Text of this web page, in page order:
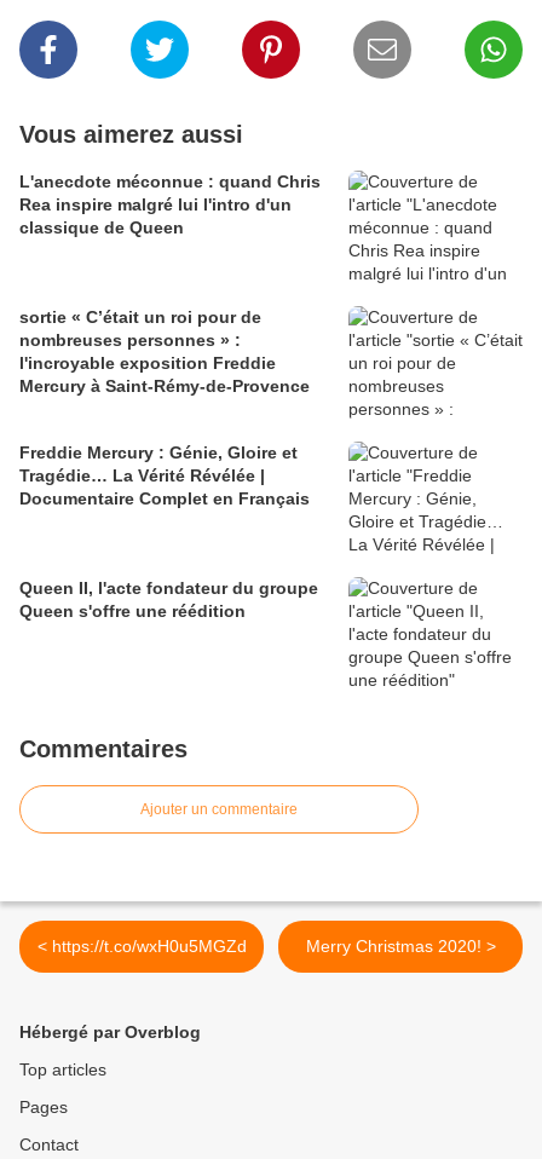
Vous aimerez aussi
L'anecdote méconnue : quand Chris
Rea inspire malgré lui l'intro d'un
classique de Queen
sortie « C’était un roi pour de
nombreuses personnes » :
l'incroyable exposition Freddie
Mercury à Saint-Rémy-de-Provence
Freddie Mercury : Génie, Gloire et
Tragédie… La Vérité Révélée |
Documentaire Complet en Français
Queen II, l'acte fondateur du groupe
Queen s'offre une réédition
Commentaires
Ajouter un commentaire
< https://t.co/wxH0u5MGZd Merry Christmas 2020! >
Hébergé par Overblog
Top articles
Pages
Contact